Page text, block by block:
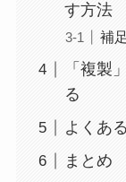
す方法
補
「複製
る
よくあ
まとめ